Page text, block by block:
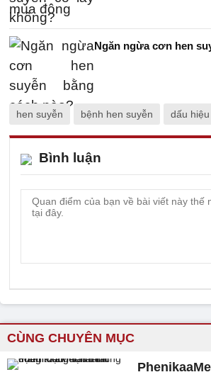
Ngăn ngừa cơn hen
hen suyễn bệnh hen suyễn dấu
Bình luận
CÙNG CHUYÊN MỤC